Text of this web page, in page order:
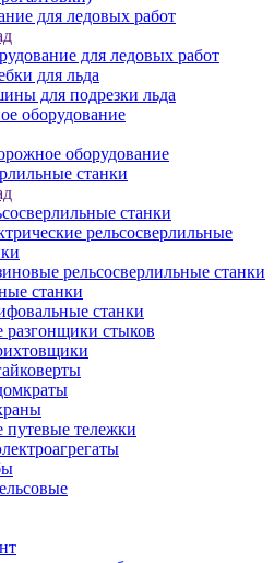
для ледовых работ
для ледовых работ
для льда
для подрезки льда
оборудование
оборудование
станки
станки
рельсосверлильные
рельсосверлильные станки
станки
станки
разгонщики стыков
путевые тележки